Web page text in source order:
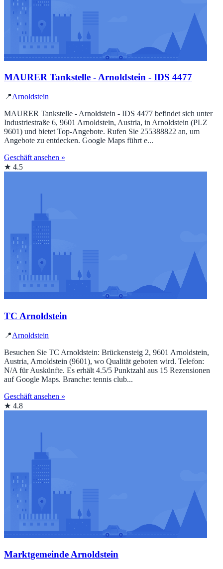
MAURER Tankstelle - Arnoldstein - IDS 4477
📍Arnoldstein
MAURER Tankstelle - Arnoldstein - IDS 4477 befindet sich unter
Industriestraße 6, 9601 Arnoldstein, Austria, in Arnoldstein (PLZ
9601) und bietet Top‑Angebote. Rufen Sie 255388822 an, um
Angebote zu entdecken. Google Maps führt e...
Geschäft ansehen »
★ 4.5
TC Arnoldstein
📍Arnoldstein
Besuchen Sie TC Arnoldstein: Brückensteig 2, 9601 Arnoldstein,
Austria, Arnoldstein (9601), wo Qualität geboten wird. Telefon:
N/A für Auskünfte. Es erhält 4.5/5 Punktzahl aus 15 Rezensionen
auf Google Maps. Branche: tennis club...
Geschäft ansehen »
★ 4.8
Marktgemeinde Arnoldstein